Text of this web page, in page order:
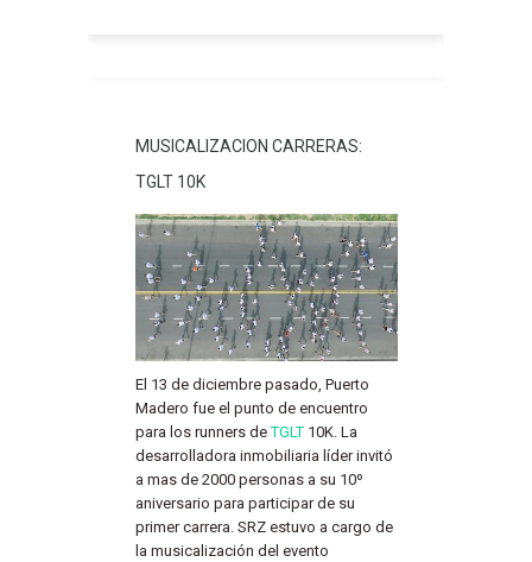
MUSICALIZACION CARRERAS:
TGLT 10K
El 13 de diciembre pasado, Puerto
Madero fue el punto de encuentro
para los runners deTGLT 10K. La
desarrolladora inmobiliaria líder invitó
a mas de 2000 personas a su 10º
aniversario para participar de su
primer carrera. SRZ estuvo a cargo de
la musicalización del evento